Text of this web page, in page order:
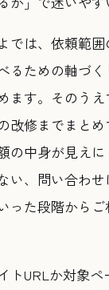
では、依頼範
るための軸づ
ます。そのう
改修までまとめ
の中身が見え
い、問い合わ
った段階から
トURLか対象